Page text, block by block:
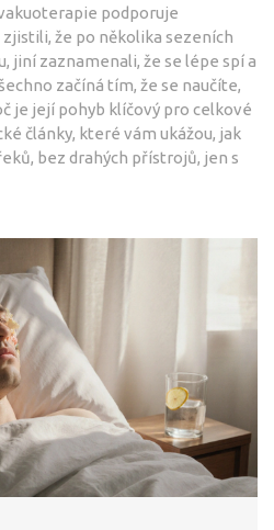
podporuje
že po několika sezeních
jiní zaznamenali, že se lépe spí a
začíná tím, že se naučíte,
je její pohyb klíčový pro celkové
články, které vám ukážou, jak
bez drahých přístrojů, jen s